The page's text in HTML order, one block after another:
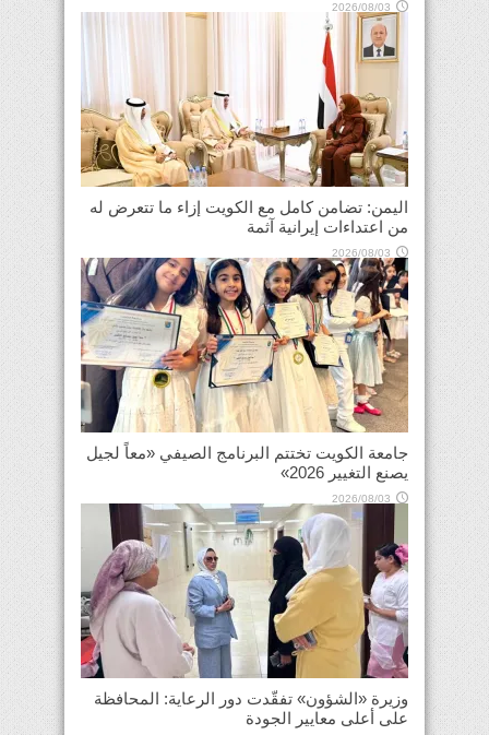
2026/08/03
اليمن: تضامن كامل مع الكويت إزاء ما تتعرض له
من اعتداءات إيرانية آثمة
2026/08/03
جامعة الكويت تختتم البرنامج الصيفي «معاً لجيل
يصنع التغيير 2026»
2026/08/03
وزيرة «الشؤون» تفقّدت دور الرعاية: المحافظة
على أعلى معايير الجودة